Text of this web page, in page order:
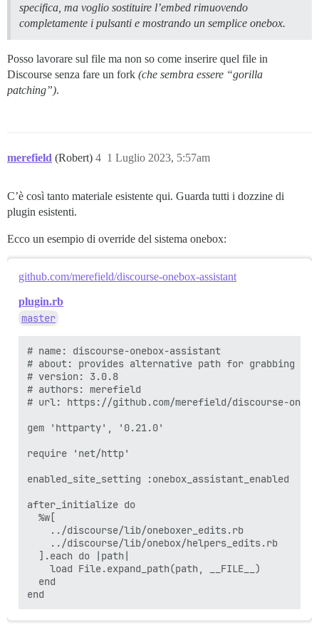
specifica, ma voglio sostituire l’embed rimuovendo
completamente i pulsanti e mostrando un semplice onebox.
Posso lavorare sul file ma non so come inserire quel file in
Discourse senza fare un fork (che sembra essere “gorilla
patching”).
merefield (Robert) 1 Luglio 2023, 5:57am
4
C’è così tanto materiale esistente qui. Guarda tutti i dozzine di
plugin esistenti.
Ecco un esempio di override del sistema onebox:
github.com/merefield/discourse-onebox-assistant
plugin.rb
master
# name: discourse-onebox-assistant
# about: provides alternative path for grabbing
# version: 3.0.8
# authors: merefield
# url: https://github.com/merefield/discourse-
gem 'httparty', '0.21.0'
require 'net/http'
enabled_site_setting :onebox_assistant_enabled
after_initialize do
  %w[
    ../discourse/lib/oneboxer_edits.rb
    ../discourse/lib/onebox/helpers_edits.rb
  ].each do |path|
    load File.expand_path(path, __FILE__)
  end